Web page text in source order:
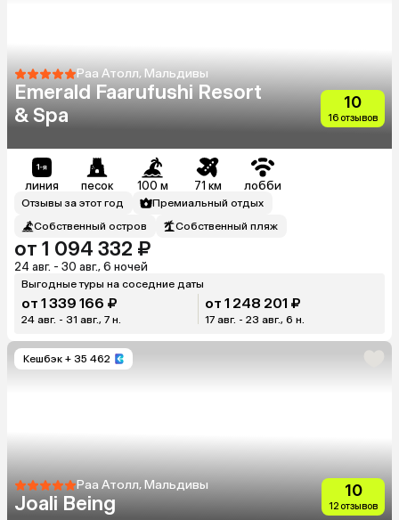
Раа Атолл, Мальдивы
Emerald Faarufushi Resort
& Spa
10
16 отзывов
линия песок 100 м 71 км лобби
Отзывы за этот год
Премиальный отдых
Собственный остров
Собственный пляж
от 1 094 332 ₽
24 авг. - 30 авг., 6 ночей
Выгодные туры на соседние даты
от 1 339 166 ₽
24 авг. - 31 авг., 7 н.
от 1 248 201 ₽
17 авг. - 23 авг., 6 н.
Кешбэк + 35 462
Раа Атолл, Мальдивы
Joali Being
10
12 отзывов